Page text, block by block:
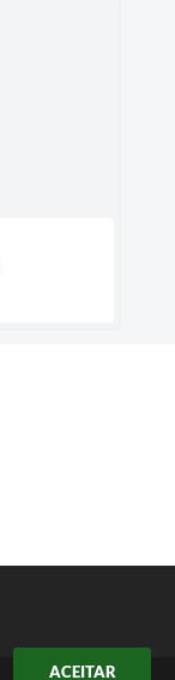
ACEITAR